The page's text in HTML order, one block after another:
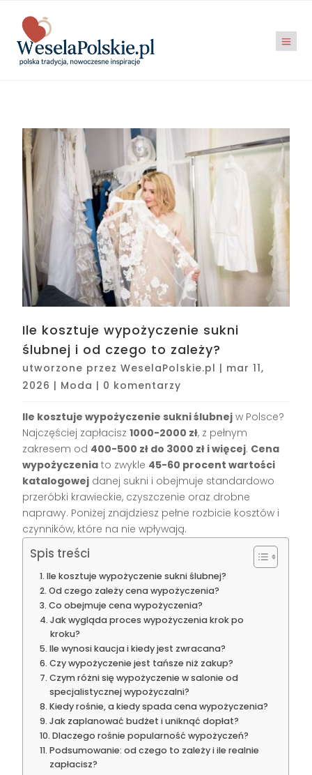
Ile kosztuje wypożyczenie sukni
ślubnej i od czego to zależy?
utworzone przezWeselaPolskie.pl | mar 11,
2026 | Moda | 0 komentarzy
Ile kosztuje wypożyczenie sukni ślubnej w Polsce?
Najczęściej zapłacisz1000-2000 zł, z pełnym
zakresem od 400-500 zł do 3000 zł i więcej. Cena
wypożyczenia to zwykle 45-60 procent wartości
katalogowej danej sukni i obejmuje standardowo
przeróbki krawieckie, czyszczenie oraz drobne
naprawy. Poniżej znajdziesz pełne rozbicie kosztów i
czynników, które na nie wpływają.
Spis treści
Ile kosztuje wypożyczenie sukni ślubnej?
Od czego zależy cena wypożyczenia?
Co obejmuje cena wypożyczenia?
Jak wygląda proces wypożyczenia krok po
kroku?
Ile wynosi kaucja i kiedy jest zwracana?
Czy wypożyczenie jest tańsze niż zakup?
Czym różni się wypożyczenie w salonie od
specjalistycznej wypożyczalni?
Kiedy rośnie, a kiedy spada cena wypożyczenia?
Jak zaplanować budżet i uniknąć dopłat?
Dlaczego rośnie popularność wypożyczeń?
Podsumowanie: od czego to zależy i ile realnie
zapłacisz?